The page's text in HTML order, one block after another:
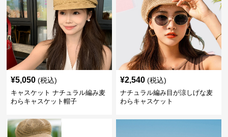
¥5,050 (税込)
キャスケット ナチュラル編み麦
わらキャスケット帽子
¥2,540 (税込)
ナチュラル編み目が涼しげな麦
わらキャスケット